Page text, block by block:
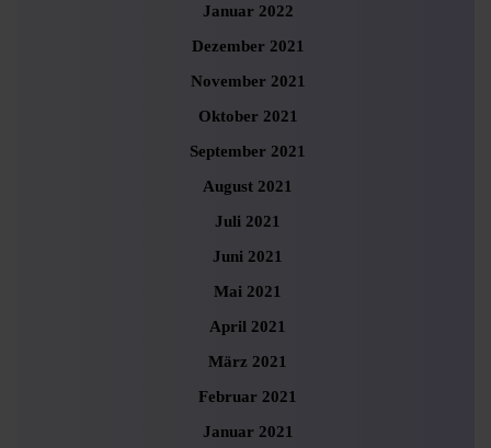
Januar 2022
Dezember 2021
November 2021
Oktober 2021
September 2021
August 2021
Juli 2021
Juni 2021
Mai 2021
April 2021
März 2021
Februar 2021
Januar 2021